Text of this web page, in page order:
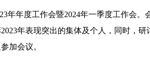
年年度工作会暨2024年一季度工作会。
年表现突出的集体及个人，同时，研
加会议。